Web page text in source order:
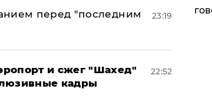
перед "последним
23:19
и сжег "Шахед"
кадры
22:52